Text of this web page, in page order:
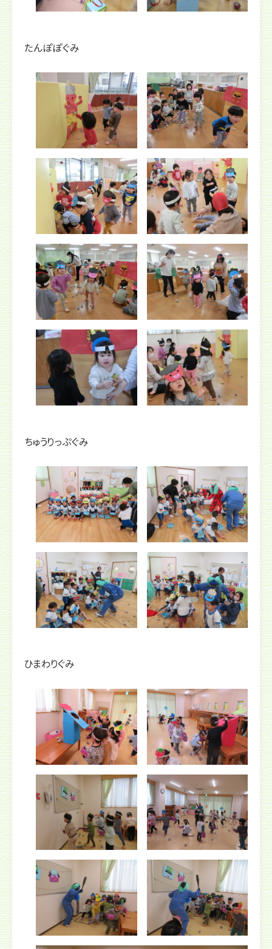
たんぽぽぐみ
ちゅうりっぷぐみ
ひまわりぐみ